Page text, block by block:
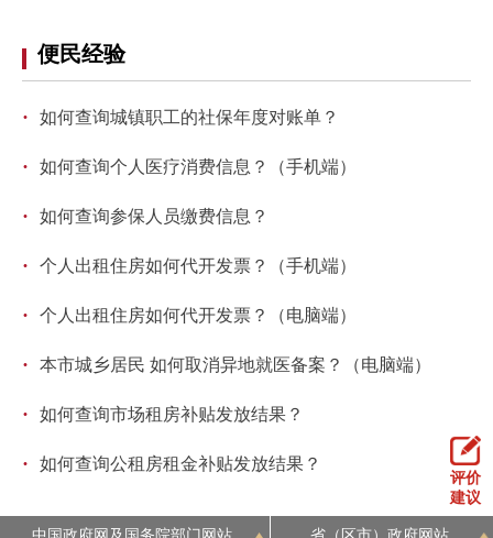
走进北京
北京概况 十六区概览
绿色北京 图说北京
多语种
DEUTSCH FRANÇAIS РУССКИЙ ЯЗЫК
ESPAÑOL العربية
便民经验
· 如何查询城镇职工的社保年度对账单？
· 如何查询个人医疗消费信息？（手机端）
· 如何查询参保人员缴费信息？
· 个人出租住房如何代开发票？（手机端）
· 个人出租住房如何代开发票？（电脑端）
· 本市城乡居民 如何取消异地就医备案？（电脑端）
· 如何查询市场租房补贴发放结果？
· 如何查询公租房租金补贴发放结果？
评价
建议